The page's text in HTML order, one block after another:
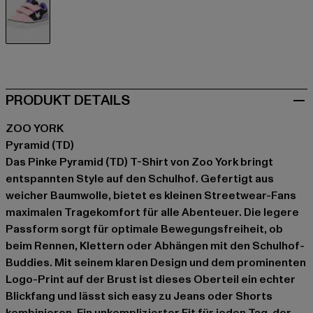
PRODUKT DETAILS
ZOO YORK
Pyramid (TD)
Das Pinke Pyramid (TD) T-Shirt von Zoo York bringt
entspannten Style auf den Schulhof. Gefertigt aus
weicher Baumwolle, bietet es kleinen Streetwear-Fans
maximalen Tragekomfort für alle Abenteuer. Die legere
Passform sorgt für optimale Bewegungsfreiheit, ob
beim Rennen, Klettern oder Abhängen mit den Schulhof-
Buddies. Mit seinem klaren Design und dem prominenten
Logo-Print auf der Brust ist dieses Oberteil ein echter
Blickfang und lässt sich easy zu Jeans oder Shorts